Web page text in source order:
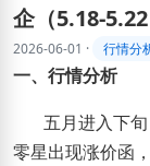
企（5.18-5.22
2026-06-01 · 行情分
一、行情分析
五月进入下
零星出现涨价函